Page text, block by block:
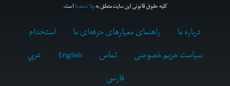
کلیه حقوق قانونی این سایت متعلق بهولانت‌مدیااست.
درباره ما راهنمای معیارهای حرفه‌ای ما
استخدام
سیاست حریم خصوصی
تماس English
عربي
فارسى